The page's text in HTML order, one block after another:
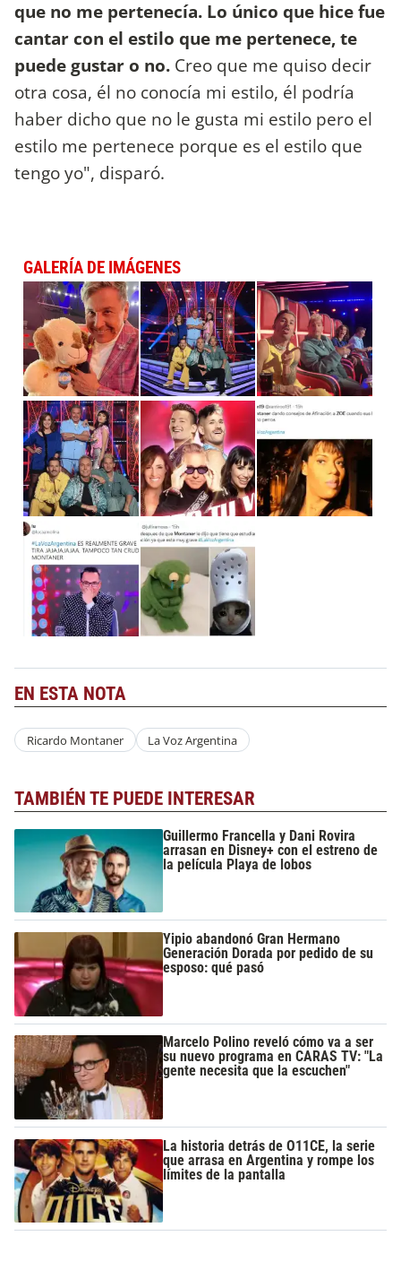
que no me pertenecía. Lo único que hice fue
cantar con el estilo que me pertenece, te
puede gustar o no. Creo que me quiso decir
otra cosa, él no conocía mi estilo, él podría
haber dicho que no le gusta mi estilo pero el
estilo me pertenece porque es el estilo que
tengo yo", disparó.
GALERÍA DE IMÁGENES
EN ESTA NOTA
Ricardo Montaner La Voz Argentina
TAMBIÉN TE PUEDE INTERESAR
Guillermo Francella y Dani Rovira
arrasan en Disney+ con el estreno de
la película Playa de lobos
Yipio abandonó Gran Hermano
Generación Dorada por pedido de su
esposo: qué pasó
Marcelo Polino reveló cómo va a ser
su nuevo programa en CARAS TV: "La
gente necesita que la escuchen"
La historia detrás de O11CE, la serie
que arrasa en Argentina y rompe los
límites de la pantalla